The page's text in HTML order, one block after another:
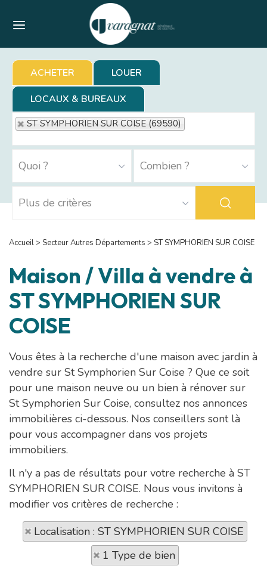
ACHETER
LOUER
LOCAUX & BUREAUX
ST SYMPHORIEN SUR COISE (69590)
Accueil> Secteur Autres Départements > ST SYMPHORIEN SUR COISE
Maison / Villa à vendre à
ST SYMPHORIEN SUR
COISE
Vous êtes à la recherche d'une maison avec jardin à
vendre sur St Symphorien Sur Coise ? Que ce soit
pour une maison neuve ou un bien à rénover sur
St Symphorien Sur Coise, consultez nos annonces
immobilières ci-dessous. Nos conseillers sont là
pour vous accompagner dans vos projets
immobiliers.
Il n'y a pas de résultats pour votre recherche à ST
SYMPHORIEN SUR COISE. Nous vous invitons à
modifier vos critères de recherche :
Localisation : ST SYMPHORIEN SUR COISE
1 Type de bien